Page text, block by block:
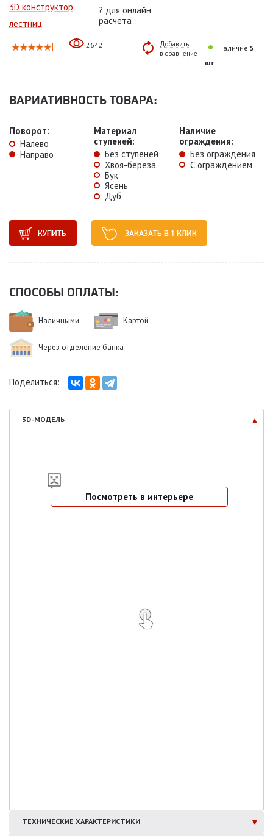
3D конструктор
лестниц
? для онлайн
расчета
2642
Добавить
в сравнение
Наличие 5
шт
ВАРИАТИВНОСТЬ ТОВАРА:
Поворот:
Налево
Направо
Материал
ступеней:
Без ступеней
Хвоя-береза
Бук
Ясень
Дуб
Наличие
ограждения:
Без ограждения
С ограждением
КУПИТЬ ЗАКАЗАТЬ В 1 КЛИК
СПОСОБЫ ОПЛАТЫ:
Наличными Картой
Через отделение банка
Поделиться:
3D-МОДЕЛЬ
Посмотреть в интерьере
ТЕХНИЧЕСКИЕ ХАРАКТЕРИСТИКИ